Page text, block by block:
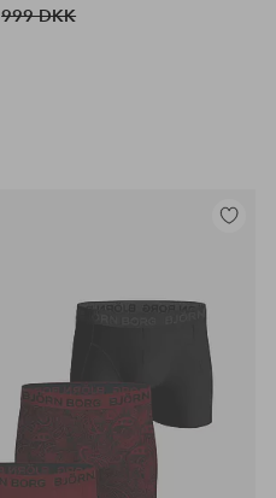
999 DKK
Tilføj